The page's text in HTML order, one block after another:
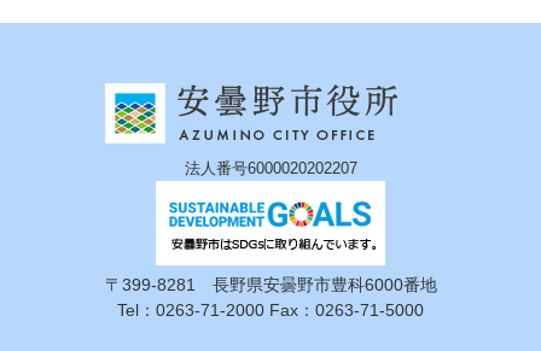
法人番号6000020202207
〒399-8281 長野県安曇野市豊科6000番地
Tel：0263-71-2000 Fax：0263-71-5000